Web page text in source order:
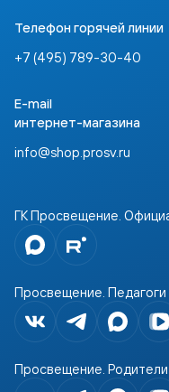
Телефон горячей линии
+7 (495) 789-30-40
E-mail
интернет-магазина
info@shop.prosv.ru
ГК Просвещение.
Просвещение. Педагоги
Просвещение. Родители